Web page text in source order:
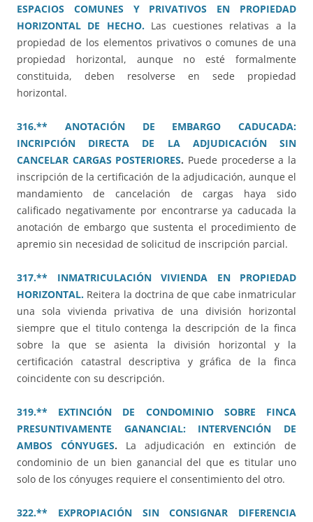
ESPACIOS COMUNES Y PRIVATIVOS EN PROPIEDAD
HORIZONTAL DE HECHO.Las cuestiones relativas a la
propiedad de los elementos privativos o comunes de una
propiedad horizontal, aunque no esté formalmente
constituida, deben resolverse en sede propiedad
horizontal.
316.** ANOTACIÓN DE EMBARGO CADUCADA:
INCRIPCIÓN DIRECTA DE LA ADJUDICACIÓN SIN
CANCELAR CARGAS POSTERIORES. Puede procederse a la
inscripción de la certificación de la adjudicación, aunque el
mandamiento de cancelación de cargas haya sido
calificado negativamente por encontrarse ya caducada la
anotación de embargo que sustenta el procedimiento de
apremio sin necesidad de solicitud de inscripción parcial.
317.** INMATRICULACIÓN VIVIENDA EN PROPIEDAD
HORIZONTAL. Reitera la doctrina de que cabe inmatricular
una sola vivienda privativa de una división horizontal
siempre que el titulo contenga la descripción de la finca
sobre la que se asienta la división horizontal y la
certificación catastral descriptiva y gráfica de la finca
coincidente con su descripción.
319.** EXTINCIÓN DE CONDOMINIO SOBRE FINCA
PRESUNTIVAMENTE GANANCIAL: INTERVENCIÓN DE
AMBOS CÓNYUGES. La adjudicación en extinción de
condominio de un bien ganancial del que es titular uno
solo de los cónyuges requiere el consentimiento del otro.
322.** EXPROPIACIÓN SIN CONSIGNAR DIFERENCIA